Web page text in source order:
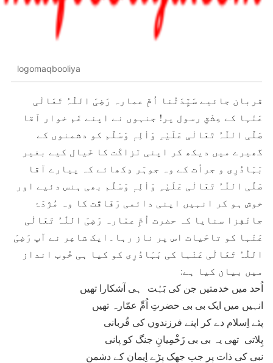
logomaqbooliya
قربان جائیے سَیِّدَتُنا اُمِّ عمارہ رَضِیَ اللّٰہُ تَعَالٰی
عَنْہا کے عِشْقِ رسول پر! جنہوں نے اپنے غَم خوار آقا
صَلَّی اللّٰہُ تَعَالٰی عَلَیْہِ وَاٰلِہٖ وَسَلَّم کو دشمنوں کے
گھیرے میں دیکھ کر اپنی نَزاکَت کا خَیال کیے بغیر
بَہَادُرِی و جرأت کے وہ جوہَر دِکھائے کہ پیارے آقا
صَلَّی اللّٰہُ تَعَالٰی عَلَیْہِ وَاٰلِہٖ وَسَلَّم بھی ہنس دئیے اور
خوش ہو کر انہیں اپنی دائمی رَفَاقَت کا وہ مُژدَۂ
جانْفِزا سنایا کہ حضرت اُمِّ عمّارہ رَضِیَ اللّٰہُ تَعَالٰی
عَنْہا کو تاحَیات اس پر ناز رہا۔ایک شاعِر نے آپ رَضِیَ
اللّٰہُ تَعَالٰی عَنْہا کی بَہَادُرِی کو کیا ہی خُوب انداز
میں بیان کیا ہے:
اُحد میں خدمتیں جن کی بَہُت ہی آشکارا تھیں
انہیں میں ایک بی بی حضرتِ اُمِّ عمّارہ تھیں
پئے اِسلام دے کر اپنے فرزندوں کی قُربانی
پِلاتی تھی یہ بی بی زَخْمِیانِ جنگ کو پانی
نبی کی ذات پر جب جھک پڑے اِیمان کے دشمن